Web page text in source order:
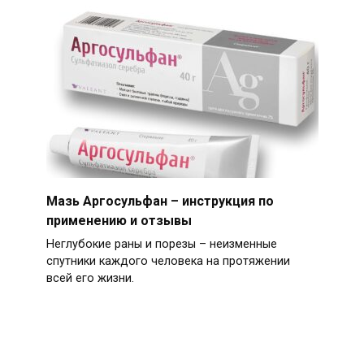
Мазь Аргосульфан – инструкция по
применению и отзывы
Неглубокие раны и порезы – неизменные
спутники каждого человека на протяжении
всей его жизни.